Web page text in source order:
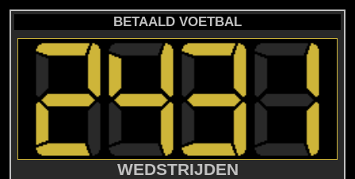
BETAALD VOETBAL
WEDSTRIJDEN